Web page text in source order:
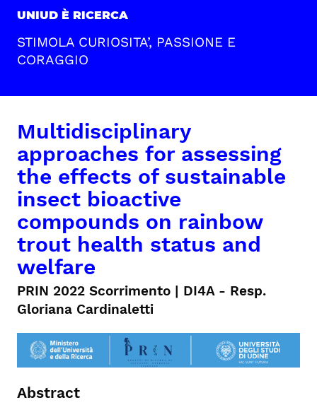
UNIUD È RICERCA
STIMOLA CURIOSITA’, PASSIONE E
CORAGGIO
Multidisciplinary
approaches for assessing
the effects of sustainable
insect bioactive
compounds on rainbow
trout health status and
welfare
PRIN 2022 Scorrimento | DI4A - Resp.
Gloriana Cardinaletti
Abstract